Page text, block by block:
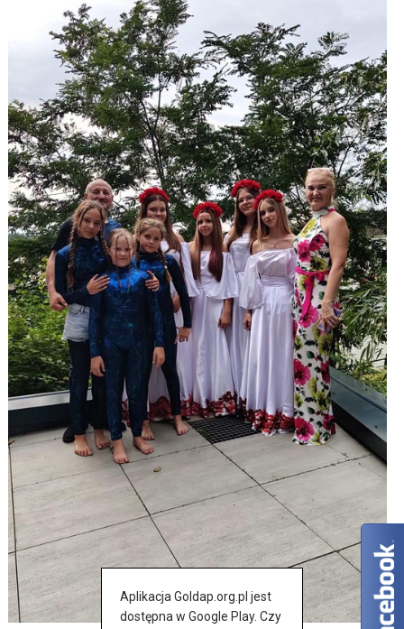
Aplikacja Goldap.org.pl jest
dostępna w Google Play. Czy